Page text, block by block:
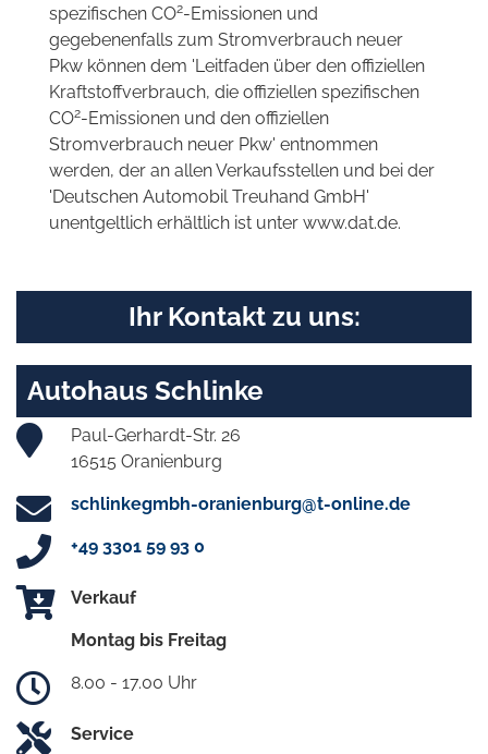
spezifischen CO2-Emissionen und
gegebenenfalls zum Stromverbrauch neuer
Pkw können dem 'Leitfaden über den offiziellen
Kraftstoffverbrauch, die offiziellen spezifischen
CO2-Emissionen und den offiziellen
Stromverbrauch neuer Pkw' entnommen
werden, der an allen Verkaufsstellen und bei der
'Deutschen Automobil Treuhand GmbH'
unentgeltlich erhältlich ist unter www.dat.de.
Ihr Kontakt zu uns:
Autohaus Schlinke
Paul-Gerhardt-Str. 26
16515 Oranienburg
schlinkegmbh-oranienburg@t-online.de
+49 3301 59 93 0
Verkauf
Montag bis Freitag
8.00 - 17.00 Uhr
Service